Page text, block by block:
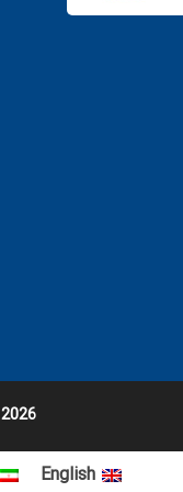
2026 All right reserved. Powered by Rayan Design
English